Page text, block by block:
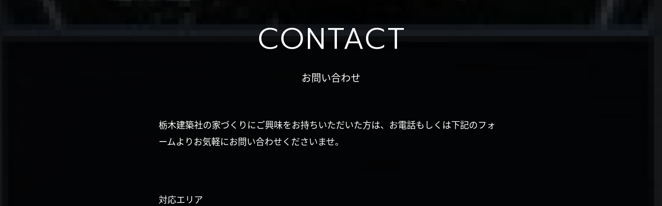
CONTACT
お問い合わせ
栃木建築社の家づくりにご興味をお持ちいただいた方は、お電話もしくは下記のフォ
ームよりお気軽にお問い合わせくださいませ。
対応エリア